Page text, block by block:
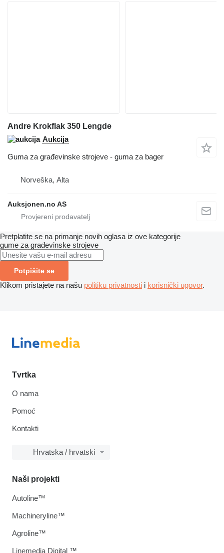
Andre Krokflak 350 Lengde
Aukcija
Guma za građevinske strojeve - guma za bager
Norveška, Alta
Auksjonen.no AS
Pretplatite se na primanje novih oglasa iz ove kategorije
gume za građevinske strojeve
Potpišite se
Klikom pristajete na našu politiku privatnosti i korisnički ugovor.
Tvrtka
O nama
Pomoć
Kontakti
Hrvatska / hrvatski
Naši projekti
Autoline™
Machineryline™
Agroline™
Linemedia Digital ™